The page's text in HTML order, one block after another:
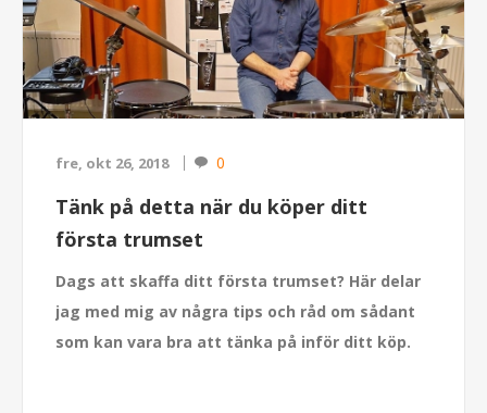
fre, okt 26, 2018 0
Tänk på detta när du köper ditt
första trumset
Dags att skaffa ditt första trumset? Här delar
jag med mig av några tips och råd om sådant
som kan vara bra att tänka på inför ditt köp.